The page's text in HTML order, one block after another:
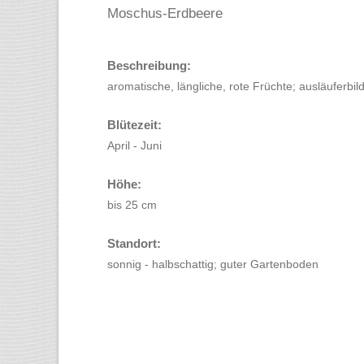
Moschus-Erdbeere
Beschreibung:
aromatische, längliche, rote Früchte;
Blütezeit:
April - Juni
Höhe:
bis 25 cm
Standort:
sonnig - halbschattig; guter Gartenboden